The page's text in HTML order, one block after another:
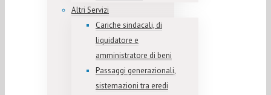
Altri Servizi
Cariche sindacali, di
liquidatore e
amministratore di beni
Passaggi generazionali,
sistemazioni tra eredi